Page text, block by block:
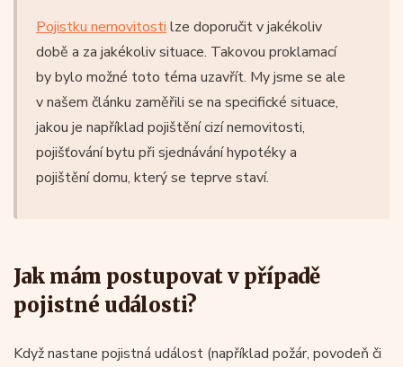
Pojistku nemovitosti lze doporučit v jakékoliv
době a za jakékoliv situace. Takovou proklamací
by bylo možné toto téma uzavřít. My jsme se ale
v našem článku zaměřili se na specifické situace,
jakou je například pojištění cizí nemovitosti,
pojišťování bytu při sjednávání hypotéky a
pojištění domu, který se teprve staví.
Jak mám postupovat v případě
pojistné události?
Když nastane pojistná událost (například požár, povodeň či